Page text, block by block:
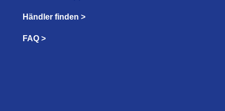
Händler finden >
FAQ >